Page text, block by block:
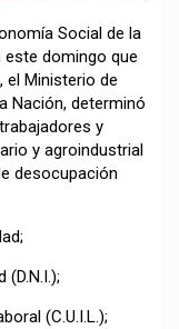
Social de la
domingo que
, el Ministerio de
Nación, determinó
y
y agroindustrial
desocupación
(C.U.I.L.);